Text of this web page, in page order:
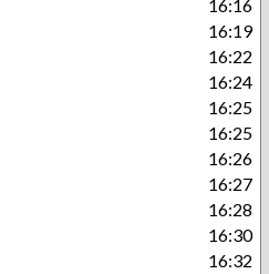
16:16
16:19
16:22
16:24
16:25
16:25
16:26
16:27
16:28
16:30
16:32